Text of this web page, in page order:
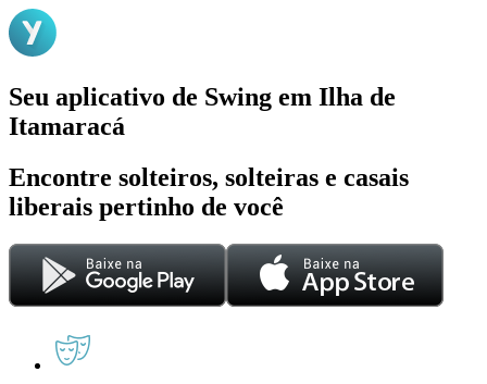
Seu aplicativo de Swing em Ilha de
Itamaracá
Encontre solteiros, solteiras e casais
liberais pertinho de você